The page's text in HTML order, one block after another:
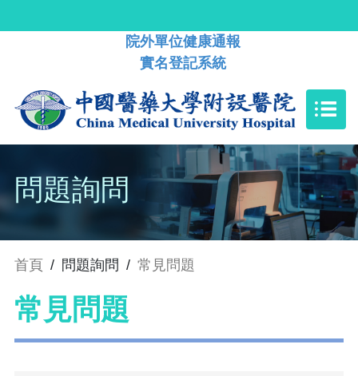
院外單位健康通報
實名登記系統
問題詢問
首頁 / 問題詢問 / 常見問題
常見問題